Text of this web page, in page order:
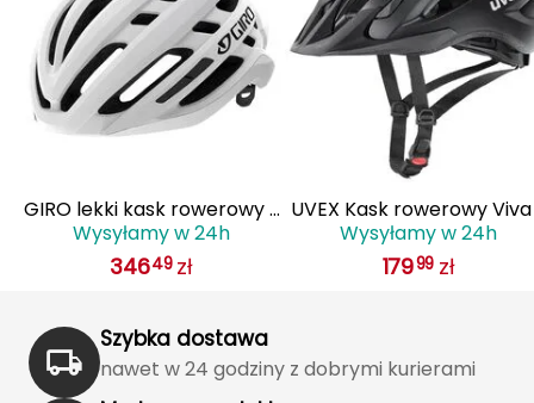
Keen
Klymit
L
LOOP WALK
GIRO lekki kask rowerowy z
systemem wentylacji AGILIS
biały
Wysyłamy w 24h
34649 zł
UVEX Kask rowerowy
czarny
Wysyłamy w 24h
17999 zł
Szybka dostawa
nawet w 24 godziny z dobrymi kurierami